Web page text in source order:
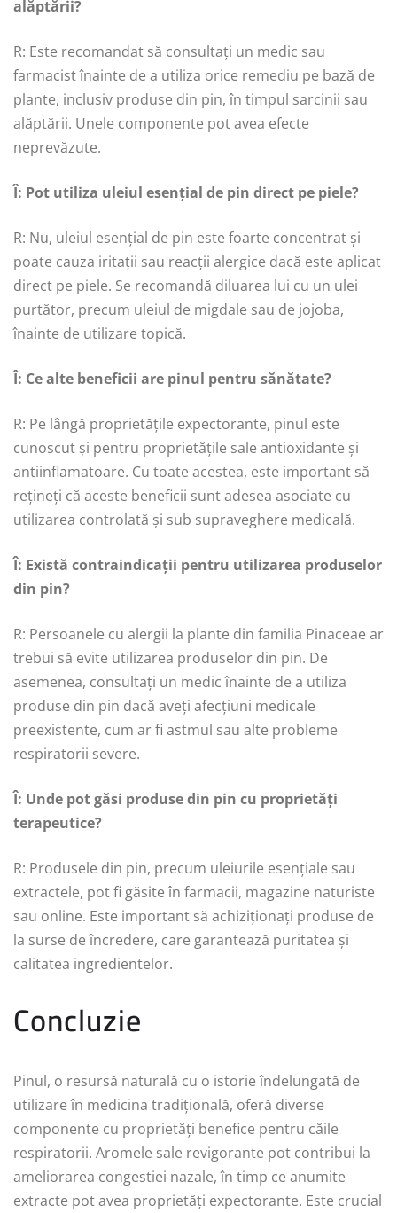
alăptării?
R: Este recomandat să consultați un medic sau
farmacist înainte de a utiliza orice remediu pe bază de
plante, inclusiv produse din pin, în timpul sarcinii sau
alăptării. Unele componente pot avea efecte
neprevăzute.
Î: Pot utiliza uleiul esențial de pin direct pe piele?
R: Nu, uleiul esențial de pin este foarte concentrat și
poate cauza iritații sau reacții alergice dacă este aplicat
direct pe piele. Se recomandă diluarea lui cu un ulei
purtător, precum uleiul de migdale sau de jojoba,
înainte de utilizare topică.
Î: Ce alte beneficii are pinul pentru sănătate?
R: Pe lângă proprietățile expectorante, pinul este
cunoscut și pentru proprietățile sale antioxidante și
antiinflamatoare. Cu toate acestea, este important să
rețineți că aceste beneficii sunt adesea asociate cu
utilizarea controlată și sub supraveghere medicală.
Î: Există contraindicații pentru utilizarea produselor
din pin?
R: Persoanele cu alergii la plante din familia Pinaceae ar
trebui să evite utilizarea produselor din pin. De
asemenea, consultați un medic înainte de a utiliza
produse din pin dacă aveți afecțiuni medicale
preexistente, cum ar fi astmul sau alte probleme
respiratorii severe.
Î: Unde pot găsi produse din pin cu proprietăți
terapeutice?
R: Produsele din pin, precum uleiurile esențiale sau
extractele, pot fi găsite în farmacii, magazine naturiste
sau online. Este important să achiziționați produse de
la surse de încredere, care garantează puritatea și
calitatea ingredientelor.
Concluzie
Pinul, o resursă naturală cu o istorie îndelungată de
utilizare în medicina tradițională, oferă diverse
componente cu proprietăți benefice pentru căile
respiratorii. Aromele sale revigorante pot contribui la
ameliorarea congestiei nazale, în timp ce anumite
extracte pot avea proprietăți expectorante. Este crucial